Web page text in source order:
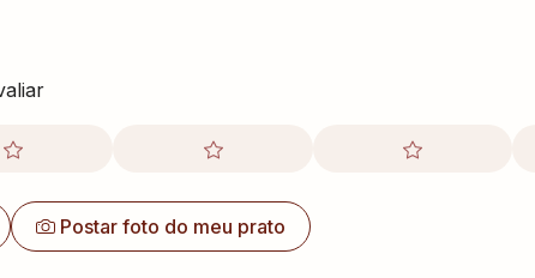
Postar foto do meu prato